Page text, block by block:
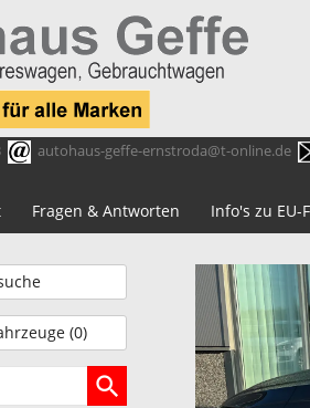
autohaus-geffe-ernstroda@t-online.de
Fragen & Antworten Info's zu EU-
(0)